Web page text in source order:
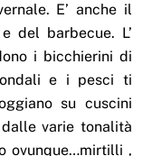
E’ anche il
del barbecue. L’
i bicchierini di
e i pesci ti
su cuscini
varie tonalità
ovunque…mirtilli ,